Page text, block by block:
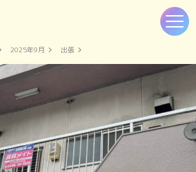
2025年9月 出張